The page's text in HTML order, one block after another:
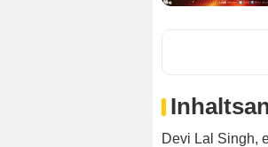
Devi Lal Singh,